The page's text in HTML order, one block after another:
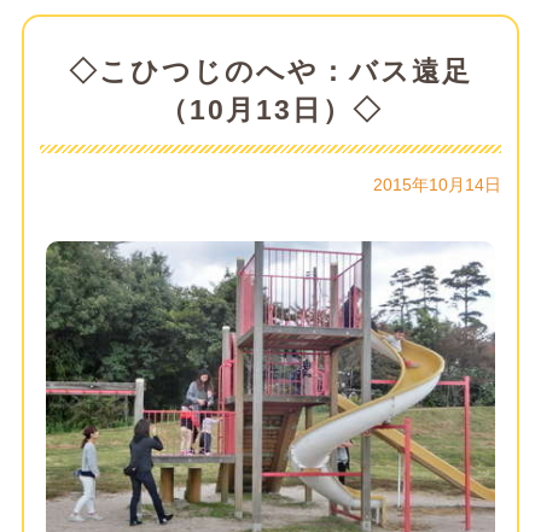
◇こひつじのへや：バス遠足
（10月13日）◇
2015年10月14日